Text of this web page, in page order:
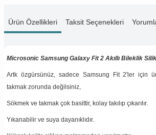
Ürün Özellikleri Taksit Seçenekleri
Microsonic Samsung Galaxy Fit 2 Akıllı Bileklik
Artk özgürsünüz, sadece Samsung Fit 2'ler için
takmak zorunda değilsiniz,
Sökmek ve takmak çok basittir, kolay takılıp çıkarılır.
Yıkanabilir ve suya dayanıklıdır.